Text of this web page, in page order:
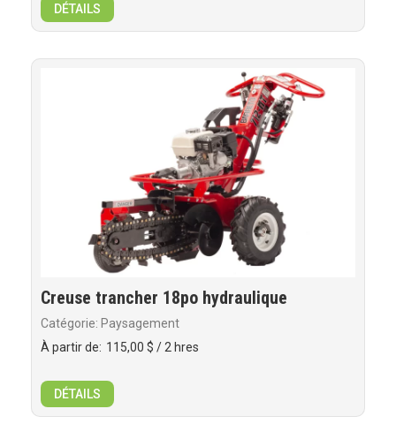
DÉTAILS
Creuse trancher 18po hydraulique
Catégorie: Paysagement
À partir de: 115,00 $ / 2 hres
DÉTAILS